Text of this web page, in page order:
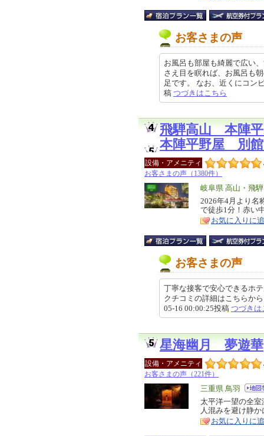
お客さまの声
お風呂も部屋も綺麗で広い
さえ目を瞑れば、お風呂も
足です。 なお、近くにコ
稿 つづきはこちら
飛騨高山 本陣
本陣平野屋 別
設備・アメニティ
お客さまの声（1380件）
エ
リ
ア
岐阜県 高山・飛騨
特
徴
2026年4月より名
で徒歩1分！赤い
お気に入りに
お客さまの声
丁寧な接客で安心できるホ
クチコミの詳細はこちらか
05-16 00:00:25投稿 つづきは
星海幽月 夢遊華
設備・アメニティ
お客さまの声（221件）
エ
リ
ア
三重県 鳥羽
特
徴
太平洋一望の全
人混みを避け静
お気に入りに